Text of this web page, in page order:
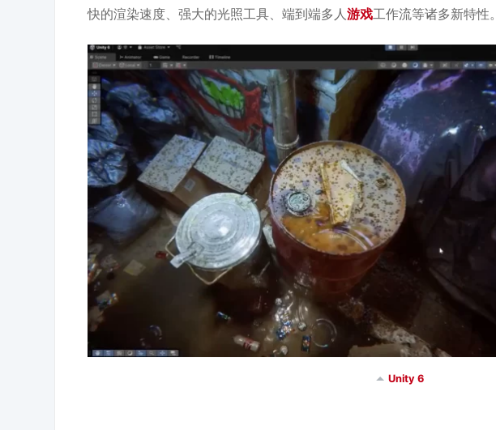
快的渲染速度、强大的光照工具、端到端多人游戏工作流等诸多新特性。
Unity 6